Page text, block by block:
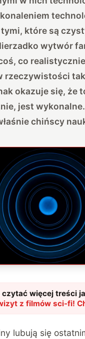
które są
wytwór
co
rzeczywistości
okazuje się, że
jest
chińscy
czytać więcej treści
z filmów sci-fi!
działo
lubują się